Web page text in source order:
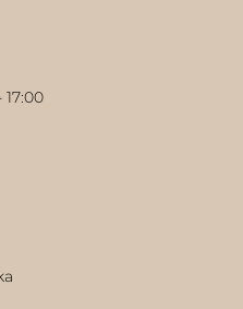
17:00